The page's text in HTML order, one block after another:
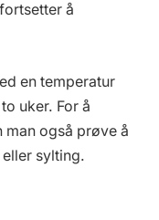
å
en temperatur
uker. For å
man også prøve å
sylting.